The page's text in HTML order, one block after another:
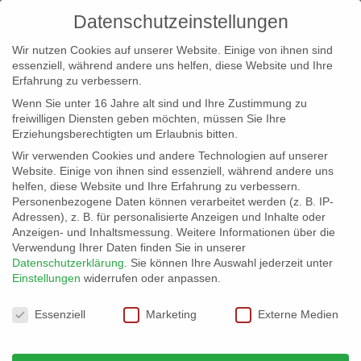
info@erfolgreich-events.de
+4940 46 777 230
Datenschutzeinstellungen
Wir nutzen Cookies auf unserer Website. Einige von ihnen sind
essenziell, während andere uns helfen, diese Website und Ihre
Erfahrung zu verbessern.
Wenn Sie unter 16 Jahre alt sind und Ihre Zustimmung zu
freiwilligen Diensten geben möchten, müssen Sie Ihre
Erziehungsberechtigten um Erlaubnis bitten.
Wir verwenden Cookies und andere Technologien auf unserer
Website. Einige von ihnen sind essenziell, während andere uns
helfen, diese Website und Ihre Erfahrung zu verbessern.
Personenbezogene Daten können verarbeitet werden (z. B. IP-
Adressen), z. B. für personalisierte Anzeigen und Inhalte oder
Anzeigen- und Inhaltsmessung. Weitere Informationen über die
Verwendung Ihrer Daten finden Sie in unserer
Datenschutzerklärung
Sie können Ihre Auswahl jederzeit unter
Einstellungen widerrufen oder anpassen.
Datenschutzeinstellungen
Essenziell Marketing Externe Medien